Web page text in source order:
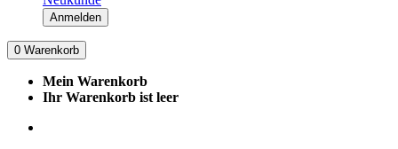
Anmelden
0 Warenkorb
Mein Warenkorb
Ihr Warenkorb ist leer